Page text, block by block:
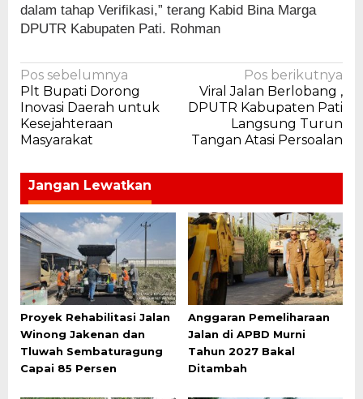
dalam tahap Verifikasi,” terang Kabid Bina Marga
DPUTR Kabupaten Pati. Rohman
Navigasi
pos
Pos sebelumnya
Plt Bupati Dorong
Inovasi Daerah untuk
Kesejahteraan
Masyarakat
Pos berikutnya
Viral Jalan Berlobang ,
DPUTR Kabupaten Pati
Langsung Turun
Tangan Atasi Persoalan
Jangan Lewatkan
Proyek Rehabilitasi Jalan
Winong Jakenan dan
Tluwah Sembaturagung
Capai 85 Persen
Anggaran Pemeliharaan
Jalan di APBD Murni
Tahun 2027 Bakal
Ditambah